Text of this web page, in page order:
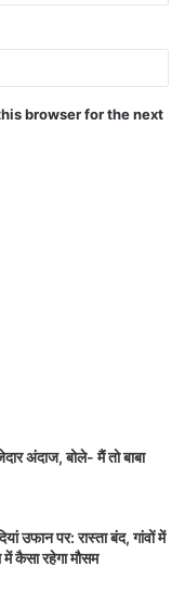
browser for the next
अंदाज, बोले- मैं तो बाबा
उफान पर: रास्ता बंद, गांवों में
कैसा रहेगा मौसम